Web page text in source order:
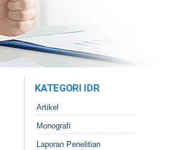
KATEGORI IDR
Artikel
Monografi
Laporan Penelitian